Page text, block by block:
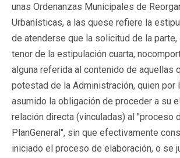
unas Ordenanzas Municipales de
Urbanísticas, a las quese refiere la
de atenderse que la solicitud de la
tenor de la estipulación cuarta,
alguna referida al contenido de aquellas
potestad de la Administración, quien por
asumido la obligación de proceder a su
relación directa (vinculadas) al "proceso
PlanGeneral", sin que efectivamente
iniciado el proceso de elaboración, o se